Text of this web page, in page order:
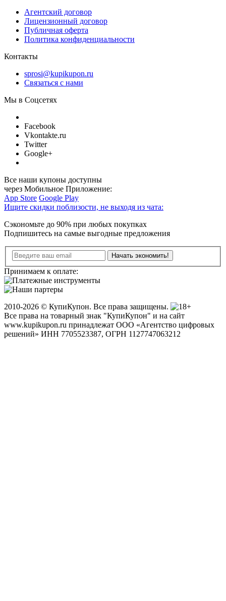
Агентский договор
Лицензионный договор
Публичная оферта
Политика конфиденциальности
Контакты
sprosi@kupikupon.ru
Связаться с нами
Мы в Соцсетях
Facebook
Vkontakte.ru
Twitter
Google+
Все наши купоны доступны
через Мобильное Приложение:
App Store Google Play
Ищите скидки поблизости, не выходя из чата:
Сэкономьте до 90% при любых покупках
Подпишитесь на самые выгодные предложения
Принимаем к оплате:
2010-2026 © КупиКупон. Все права защищены.
Все права на товарный знак "КупиКупон" и на сайт
www.kupikupon.ru принадлежат OOO «Агентство цифровых
решений» ИНН 7705523387, ОГРН 1127747063212